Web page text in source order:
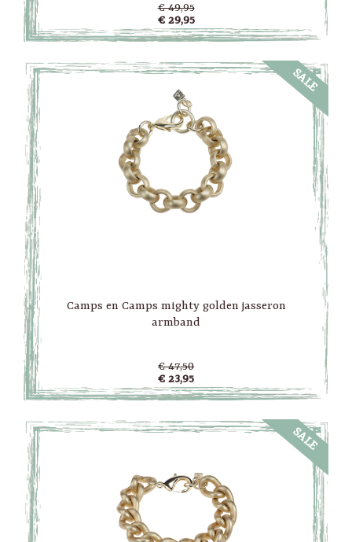
€ 49,95
€ 29,95
SALE
Camps en Camps mighty golden jasseron
armband
€ 47,50
€ 23,95
SALE